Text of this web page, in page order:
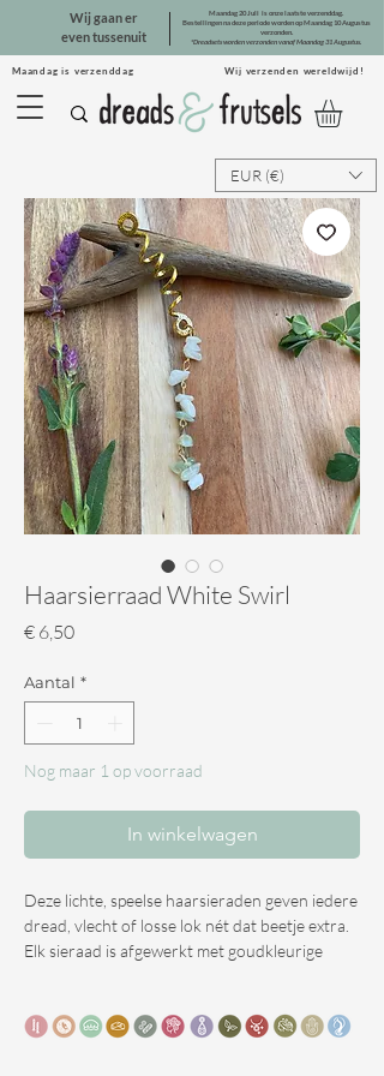
Maandag is verzenddag Wij verzenden wereldwijd!
Wij gaan er
even tussenuit
Maandag 20 Juli is onze laatste verzenddag.
Bestellingen na deze periode worden op Maandag 10 Augustus
verzonden.
*Dreadsets worden verzonden vanaf Maandag 31 Augustus.
EUR (€)
Haarsierraad White Swirl
€ 6,50Prijs
Aantal *
Nog maar 1 op voorraad
In winkelwagen
Deze lichte, speelse haarsieraden geven iedere
dread, vlecht of losse lok nét dat beetje extra.
Elk sieraad is afgewerkt met goudkleurige
in het haar.